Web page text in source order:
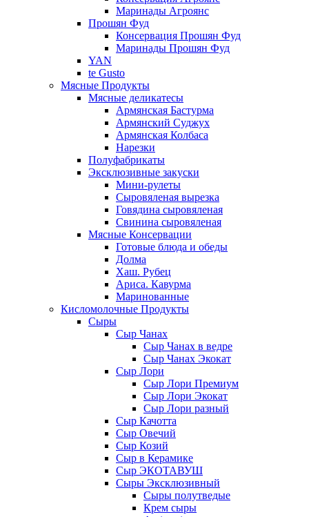
Маринады Агроянс
Прошян Фуд
Консервация Прошян Фуд
Маринады Прошян Фуд
YAN
te Gusto
Мясные Продукты
Мясные деликатесы
Армянская Бастурма
Армянский Суджух
Армянская Колбаса
Нарезки
Полуфабрикаты
Эксклюзивные закуски
Мини-рулеты
Сыровяленая вырезка
Говядина сыровяленая
Свинина сыровяленая
Мясные Консервации
Готовые блюда и обеды
Долма
Хаш. Рубец
Ариса. Кавурма
Маринованные
Кисломолочные Продукты
Сыры
Сыр Чанах
Сыр Чанах в ведре
Сыр Чанах Экокат
Сыр Лори
Сыр Лори Премиум
Сыр Лори Экокат
Сыр Лори разный
Сыр Качотта
Сыр Овечий
Сыр Козий
Сыр в Керамике
Сыр ЭКОТАВУШ
Сыры Эксклюзивный
Сыры полутведые
Крем сыры